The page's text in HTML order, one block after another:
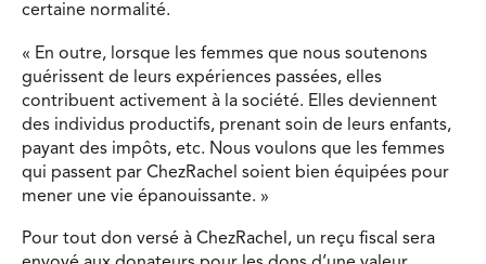
certaine normalité.
« En outre, lorsque les femmes que nous soutenons
guérissent de leurs expériences passées, elles
contribuent activement à la société. Elles deviennent
des individus productifs, prenant soin de leurs enfants,
payant des impôts, etc. Nous voulons que les femmes
qui passent par ChezRachel soient bien équipées pour
mener une vie épanouissante. »
Pour tout don versé à ChezRachel, un reçu fiscal sera